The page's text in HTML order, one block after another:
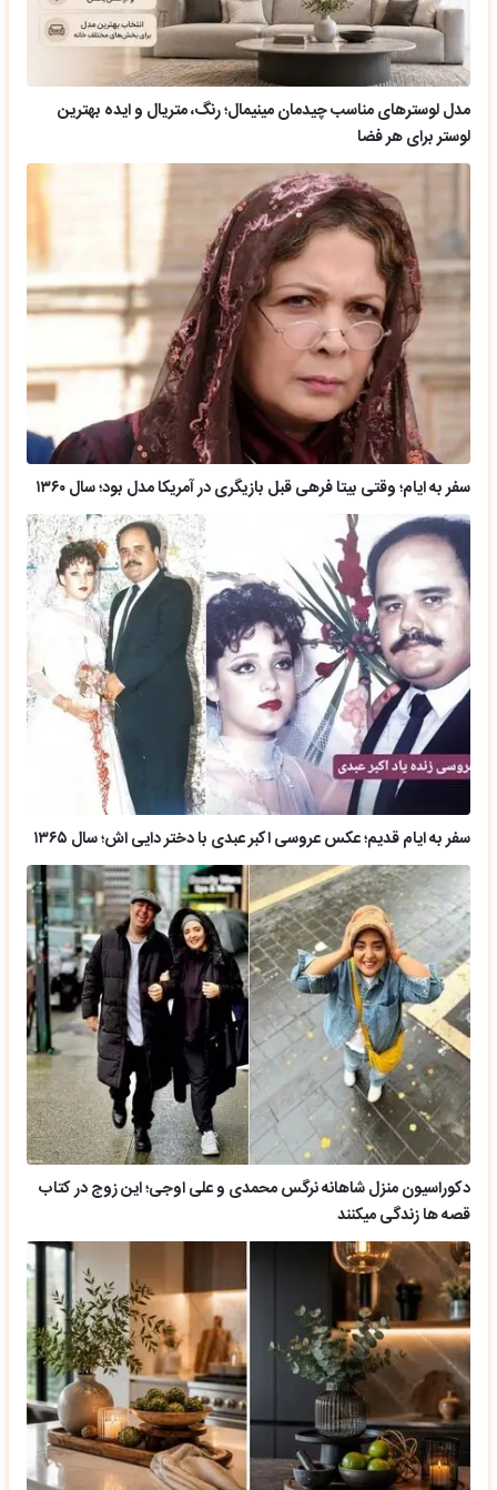
مدل لوسترهای مناسب چیدمان مینیمال؛ رنگ، متریال و ایده بهترین
لوستر برای هر فضا
سفر به ایام؛ وقتی بیتا فرهی قبل بازیگری در آمریکا مدل بود؛ سال ۱۳۶۰
سفر به ایام قدیم؛ عکس عروسی اکبر عبدی با دختر دایی اش؛ سال ۱۳۶۵
دکوراسیون منزل شاهانه نرگس محمدی و علی اوجی؛ این زوج در کتاب
قصه ها زندگی میکنند